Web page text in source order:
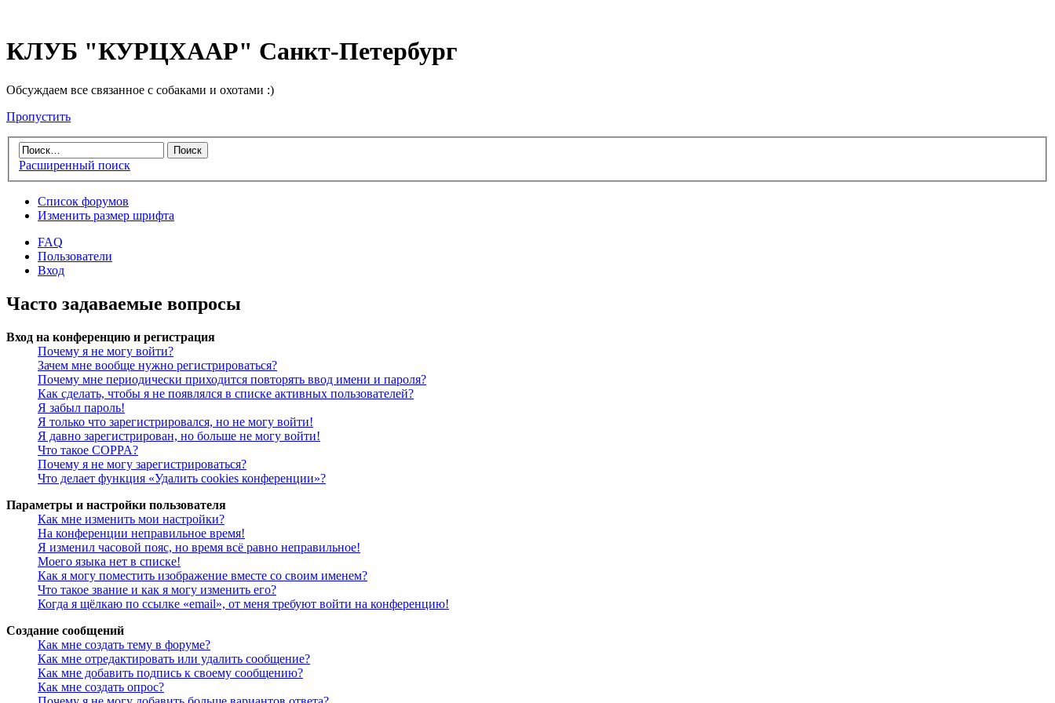
КЛУБ "КУРЦХААР" Санкт-Петербург
Обсуждаем все связанное с собаками и охотами :)
Пропустить
Расширенный поиск
Список форумов
Изменить размер шрифта
FAQ
Пользователи
Вход
Часто задаваемые вопросы
Вход на конференцию и регистрация
Почему я не могу войти?
Зачем мне вообще нужно регистрироваться?
Почему мне периодически приходится повторять ввод имени и пароля?
Как сделать, чтобы я не появлялся в списке активных пользователей?
Я забыл пароль!
Я только что зарегистрировался, но не могу войти!
Я давно зарегистрирован, но больше не могу войти!
Что такое COPPA?
Почему я не могу зарегистрироваться?
Что делает функция «Удалить cookies конференции»?
Параметры и настройки пользователя
Как мне изменить мои настройки?
На конференции неправильное время!
Я изменил часовой пояс, но время всё равно неправильное!
Моего языка нет в списке!
Как я могу поместить изображение вместе со своим именем?
Что такое звание и как я могу изменить его?
Когда я щёлкаю по ссылке «email», от меня требуют войти на конференцию!
Создание сообщений
Как мне создать тему в форуме?
Как мне отредактировать или удалить сообщение?
Как мне добавить подпись к своему сообщению?
Как мне создать опрос?